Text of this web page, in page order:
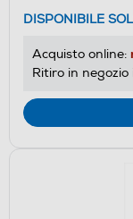
DISPONIBILE
Acquisto online:
Ritiro in